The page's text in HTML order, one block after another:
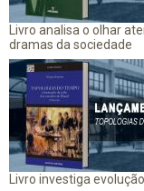
Livro analisa o olhar
dramas da sociedade
Livro investiga